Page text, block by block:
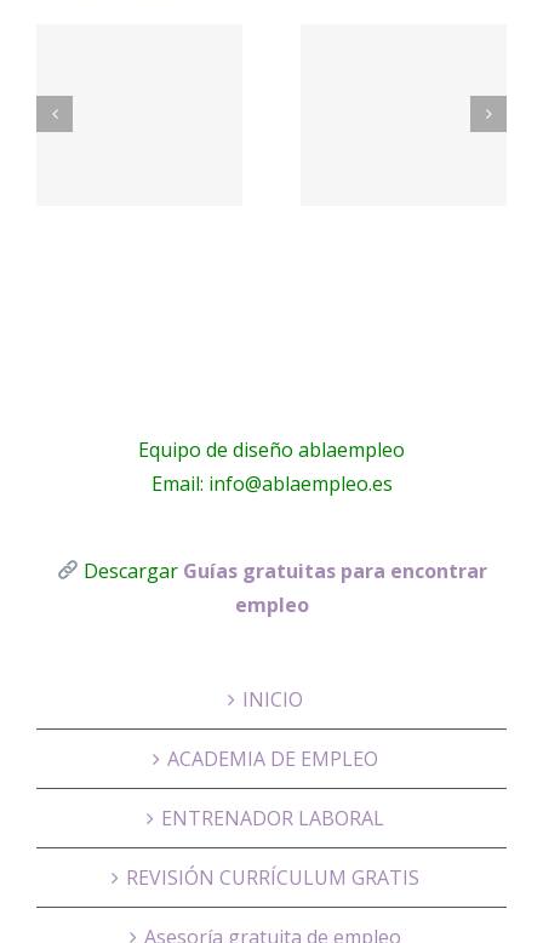
con
Equipo de diseño ablaempleo
Email: info@ablaempleo.es
Descargar Guías gratuitas para encontrar
empleo
INICIO
ACADEMIA DE EMPLEO
ENTRENADOR LABORAL
REVISIÓN CURRÍCULUM GRATIS
Asesoría gratuita de empleo